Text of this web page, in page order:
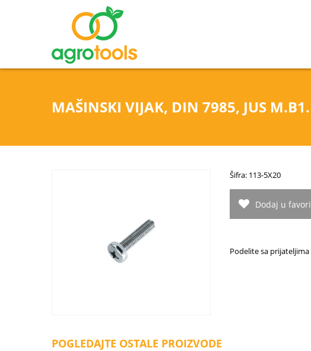
MAŠINSKI VIJAK, DIN 7985, JUS
Šifra: 113-5X20
Dodaj u
Podelite sa prijateljima
POGLEDAJTE OSTALE PROIZVODE